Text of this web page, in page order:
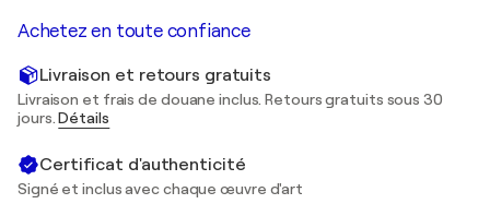
Achetez en toute confiance
Livraison et retours gratuits
Livraison et frais de douane inclus. Retours gratuits sous 30
jours.Détails
Certificat d'authenticité
Signé et inclus avec chaque œuvre d'art